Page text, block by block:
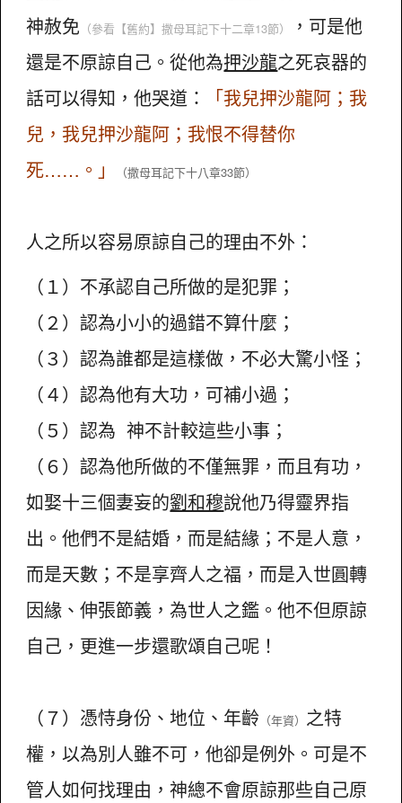
神赦免 （參看【舊約】撒母耳記下十二章13節）
，可是他
還是不原諒自己。從他為押沙龍之死哀器的
話可以得知，他哭道：
「我兒押沙龍阿；我
兒，我兒押沙龍阿；我恨不得替你
死……。」
（撒母耳記下十八章33節）
人之所以容易原諒自己的理由不外：
（１）不承認自己所做的是犯罪；
（２）認為小小的過錯不算什麼；
（３）認為誰都是這樣做，不必大驚小怪；
（４）認為他有大功，可補小過；
（５）認為 神不計較這些小事；
（６）認為他所做的不僅無罪，而且有功，
如娶十三個妻妄的劉和穆說他乃得靈界指
出。他們不是結婚，而是結緣；不是人意，
而是天數；不是享齊人之福，而是入世圓轉
因緣、伸張節義，為世人之鑑。他不但原諒
自己，更進一步還歌頌自己呢！
（７）憑恃身份、地位、年齡 （年資） 之特
權，以為別人雖不可，他卻是例外。可是不
管人如何找理由，神總不會原諒那些自己原